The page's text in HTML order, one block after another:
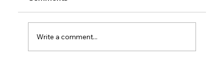
Write a comment...